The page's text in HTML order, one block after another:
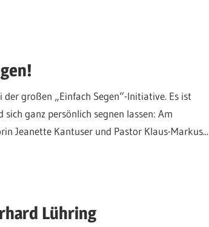
großen „Einfach Segen“-Initiative. Es ist
ganz persönlich segnen lassen: Am
Jeanette Kantuser und Pastor Klaus-Markus...
Lühring